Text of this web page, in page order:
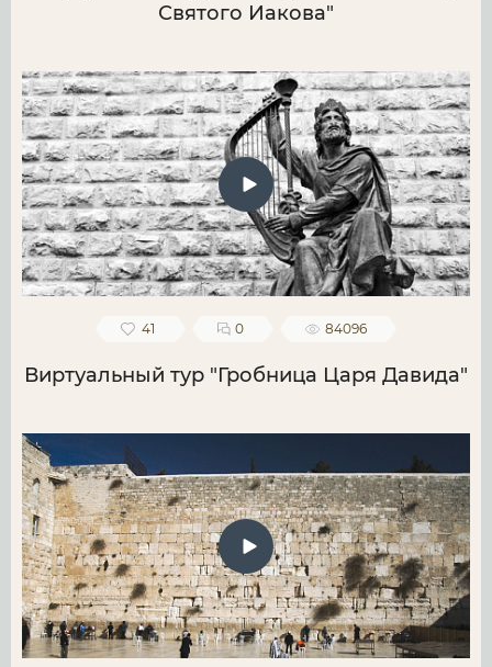
Святого Иакова"
41 0 84096
Виртуальный тур "Гробница Царя Давида"